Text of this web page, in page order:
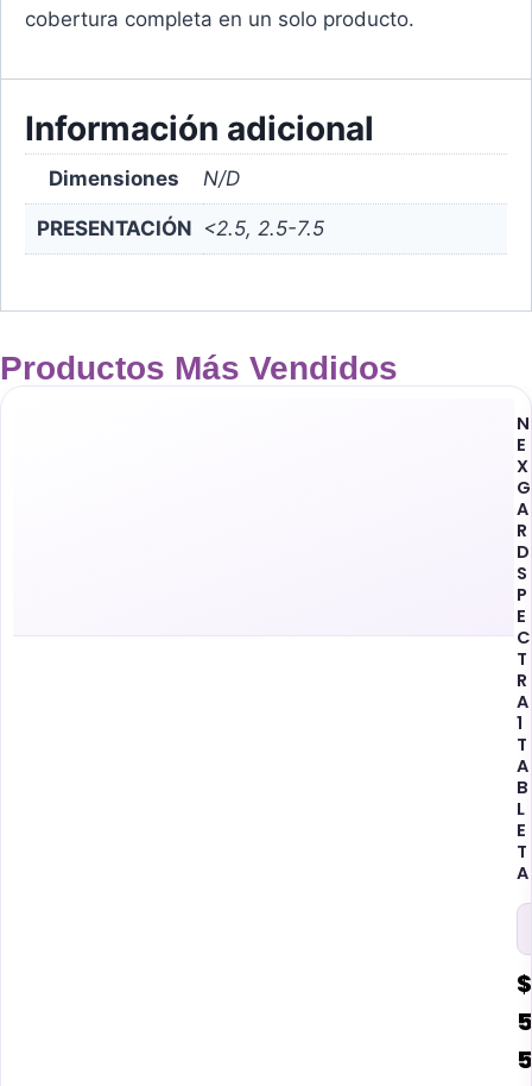
cobertura completa en un solo producto.
Información adicional
Dimensiones N/D
PRESENTACIÓN <2.5, 2.5-7.5
Productos Más Vendidos
N
E
X
G
A
R
D
S
P
E
C
T
R
A
1
T
A
B
L
E
T
A
$
5
5